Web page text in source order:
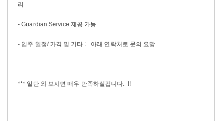
리
- Guardian Service 제공 가능
- 입주 일정/ 가격 및 기타 : 아래 연락처로 문의 요망
*** 일단 와 보시면 매우 만족하실겁니다. !!